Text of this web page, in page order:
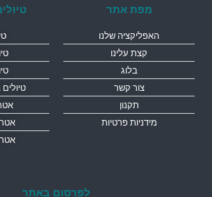
מפת אתר
האפליקציה שלנו
קצת עלינו
בלוג
צור קשר
תקנון
מידניות פרטיות
לפרסום באתר